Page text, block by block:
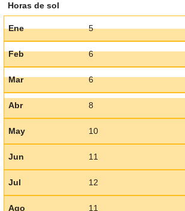
Horas de sol
Ene 5
Feb 6
Mar 6
Abr 8
May 10
Jun 11
Jul 12
Ago 11